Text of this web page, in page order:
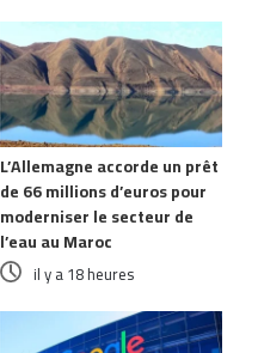
L’Allemagne accorde un prêt
de 66 millions d’euros pour
moderniser le secteur de
l’eau au Maroc
il y a 18 heures